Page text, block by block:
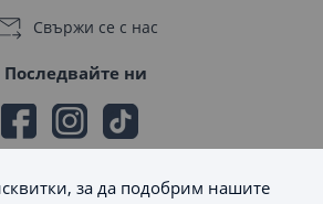
Свържи се с нас
Последвайте ни
за да подобрим нашите